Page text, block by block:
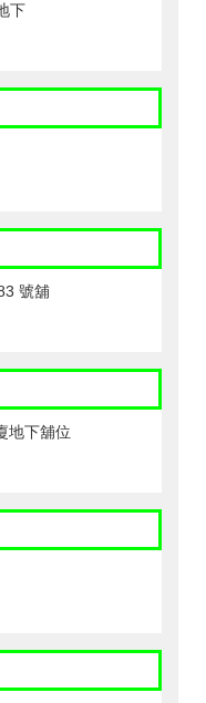
下
號舖
地下舖位